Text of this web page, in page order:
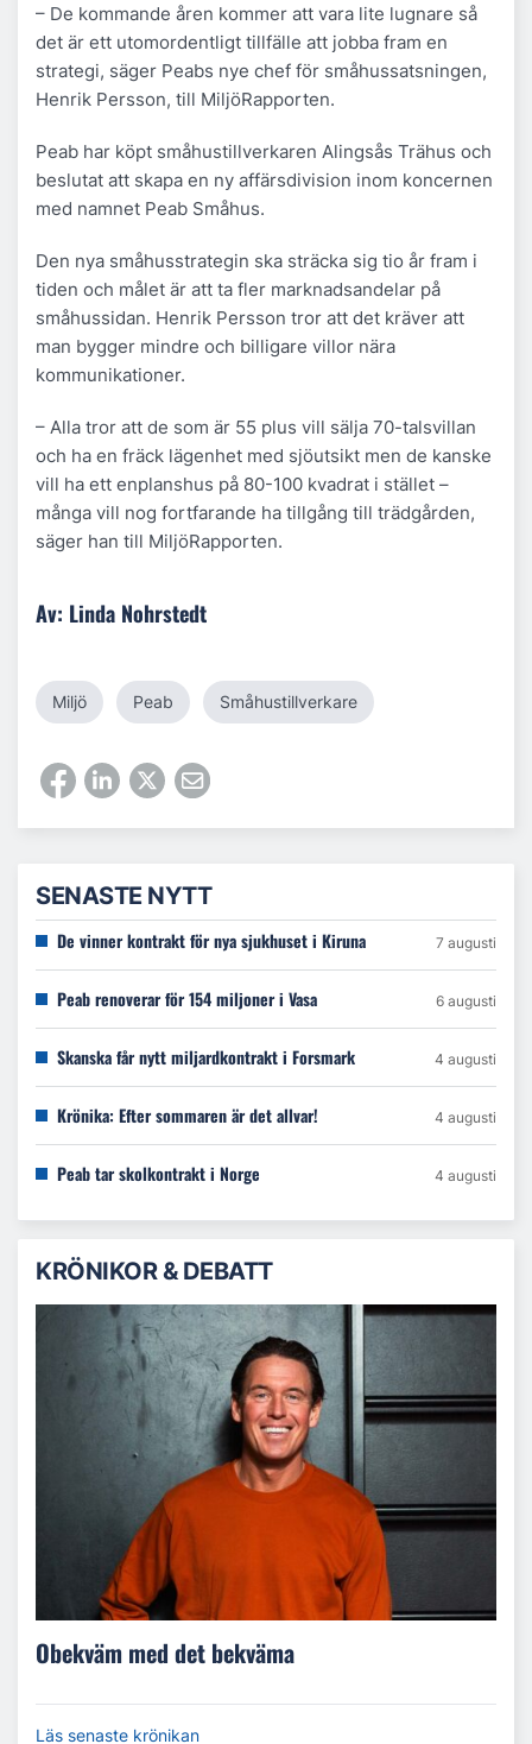
– De kommande åren kommer att vara lite lugnare så
det är ett utomordentligt tillfälle att jobba fram en
strategi, säger Peabs nye chef för småhussatsningen,
Henrik Persson, till MiljöRapporten.
Peab har köpt småhustillverkaren Alingsås Trähus och
beslutat att skapa en ny affärsdivision inom koncernen
med namnet Peab Småhus.
Den nya småhusstrategin ska sträcka sig tio år fram i
tiden och målet är att ta fler marknadsandelar på
småhussidan. Henrik Persson tror att det kräver att
man bygger mindre och billigare villor nära
kommunikationer.
– Alla tror att de som är 55 plus vill sälja 70-talsvillan
och ha en fräck lägenhet med sjöutsikt men de kanske
vill ha ett enplanshus på 80-100 kvadrat i stället –
många vill nog fortfarande ha tillgång till trädgården,
säger han till MiljöRapporten.
Av: Linda Nohrstedt
Miljö Peab Småhustillverkare
SENASTE NYTT
De vinner kontrakt för nya sjukhuset i Kiruna 7 augusti
Peab renoverar för 154 miljoner i Vasa 6 augusti
Skanska får nytt miljardkontrakt i Forsmark 4 augusti
Krönika: Efter sommaren är det allvar! 4 augusti
Peab tar skolkontrakt i Norge 4 augusti
KRÖNIKOR & DEBATT
Obekväm med det bekväma
Läs senaste krönikan